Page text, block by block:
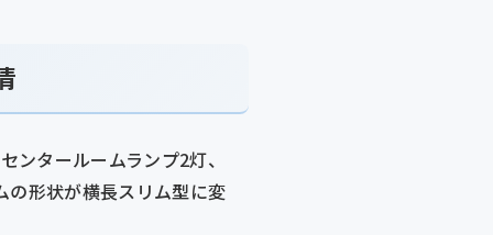
ンタールームランプ2灯、
の形状が横長スリム型に変